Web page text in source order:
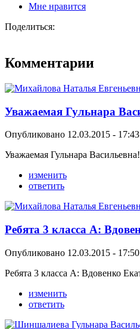
Мне нравится
Поделиться:
Комментарии
Уважаемая Гульнара
Опубликовано 12.03.2015 -
Уважаемая Гульнара
изменить
ответить
Ребята 3 класса А:
Опубликовано 12.03.2015 -
Ребята 3 класса А: Вдовенко
изменить
ответить